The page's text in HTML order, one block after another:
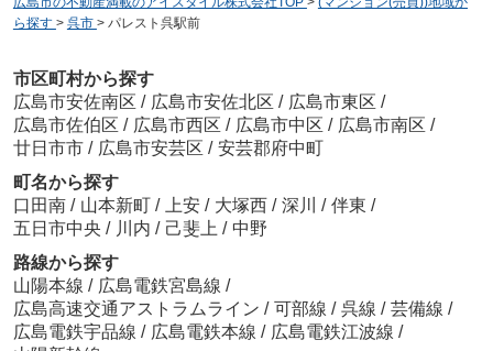
ら探す > 呉市 > パレスト呉駅前
市区町村から探す
広島市安佐南区 / 広島市安佐北区 / 広島市東区 /
広島市佐伯区 / 広島市西区 / 広島市中区 / 広島市南区 /
廿日市市 / 広島市安芸区 / 安芸郡府中町
町名から探す
口田南 / 山本新町 / 上安 / 大塚西 / 深川 / 伴東 /
五日市中央 / 川内 / 己斐上 / 中野
路線から探す
山陽本線 / 広島電鉄宮島線 /
広島高速交通アストラムライン / 可部線 / 呉線 / 芸備線 /
広島電鉄宇品線 / 広島電鉄本線 / 広島電鉄江波線 /